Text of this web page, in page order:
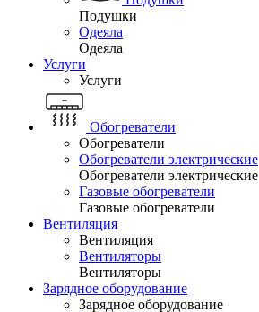
Подушки
Одеяла
Одеяла
Услуги
Услуги
Обогреватели
Обогреватели
Обогреватели электрические
Обогреватели электрические
Газовые обогреватели
Газовые обогреватели
Вентиляция
Вентиляция
Вентиляторы
Вентиляторы
Зарядное оборудование
Зарядное оборудование